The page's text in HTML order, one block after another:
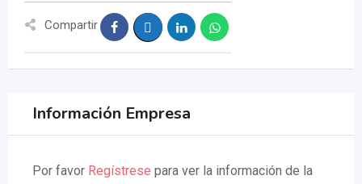
Compartir
Información Empresa
Por favor Regístrese para ver la información de la